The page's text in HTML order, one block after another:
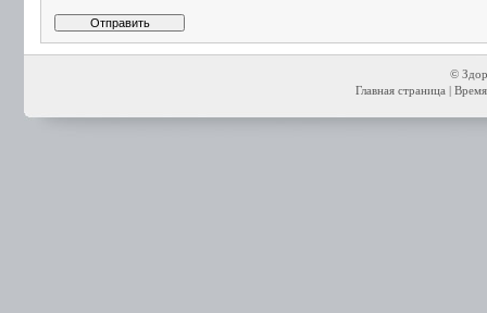
©
Главная страница |